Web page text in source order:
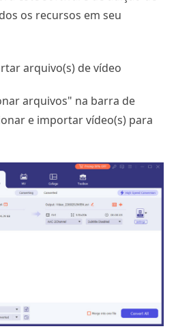
os recursos em seu
arquivo(s) de vídeo
arquivos" na barra de
e importar vídeo(s) para